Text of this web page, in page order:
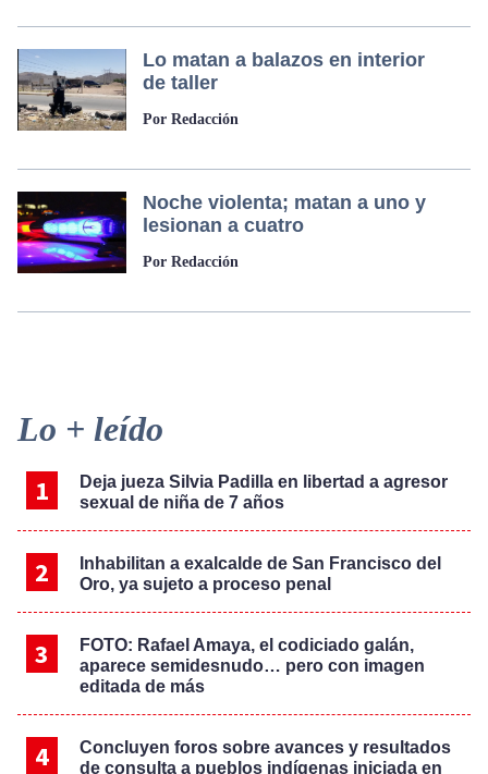
Lo matan a balazos en interior
de taller
Por Redacción
Noche violenta; matan a uno y
lesionan a cuatro
Por Redacción
Primary
Sidebar
Lo + leído
Deja jueza Silvia Padilla en libertad a agresor
sexual de niña de 7 años
Inhabilitan a exalcalde de San Francisco del
Oro, ya sujeto a proceso penal
FOTO: Rafael Amaya, el codiciado galán,
aparece semidesnudo… pero con imagen
editada de más
Concluyen foros sobre avances y resultados
de consulta a pueblos indígenas iniciada en